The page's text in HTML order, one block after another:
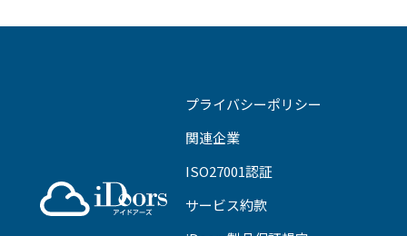
プライバシーポリシー
関連企業
ISO27001認証
サービス約款